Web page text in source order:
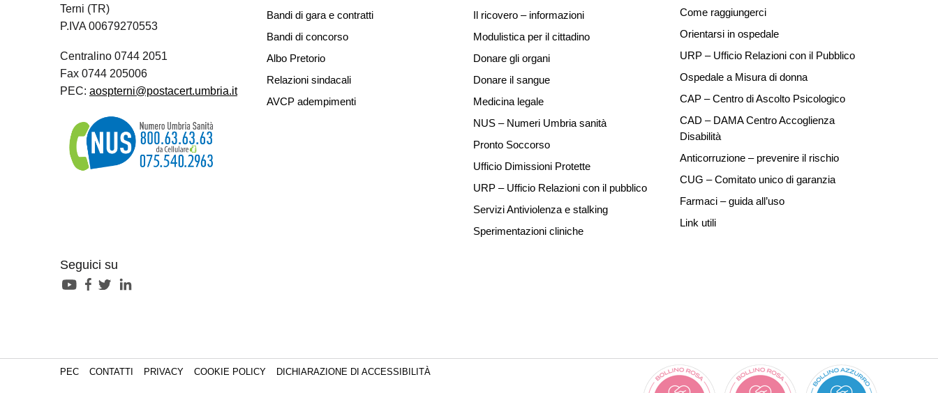
Terni (TR)
P.IVA 00679270553
Centralino 0744 2051
Fax 0744 205006
PEC: aospterni@postacert.umbria.it
Seguici su
Bandi di gara e contratti
Bandi di concorso
Albo Pretorio
Relazioni sindacali
AVCP adempimenti
Il ricovero – informazioni
Modulistica per il cittadino
Donare gli organi
Donare il sangue
Medicina legale
NUS – Numeri Umbria sanità
Pronto Soccorso
Ufficio Dimissioni Protette
URP – Ufficio Relazioni con il pubblico
Servizi Antiviolenza e stalking
Sperimentazioni cliniche
Come raggiungerci
Orientarsi in ospedale
URP – Ufficio Relazioni con il Pubblico
Ospedale a Misura di donna
CAP – Centro di Ascolto Psicologico
CAD – DAMA Centro Accoglienza
Disabilità
Anticorruzione – prevenire il rischio
CUG – Comitato unico di garanzia
Farmaci – guida all’uso
Link utili
PEC CONTATTI PRIVACY COOKIE POLICY DICHIARAZIONE DI ACCESSIBILITÀ